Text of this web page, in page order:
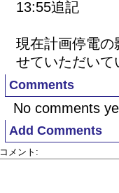
13:55追記
現在計画停電の
せていただいて
Comments
No comments
Add Comments
コメント :